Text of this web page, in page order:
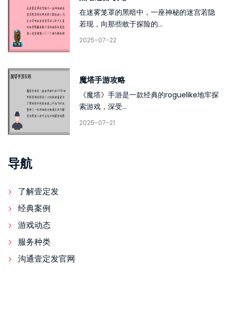
在迷雾笼罩的黑暗中，一座神秘的迷宫若隐
若现，向那些敢于探险的...
2025-07-22
魔塔手游攻略
《魔塔》手游是一款经典的roguelike地牢探
索游戏，深受...
2025-07-21
导航
了解壹定发
经典案例
游戏动态
服务种类
沟通壹定发官网